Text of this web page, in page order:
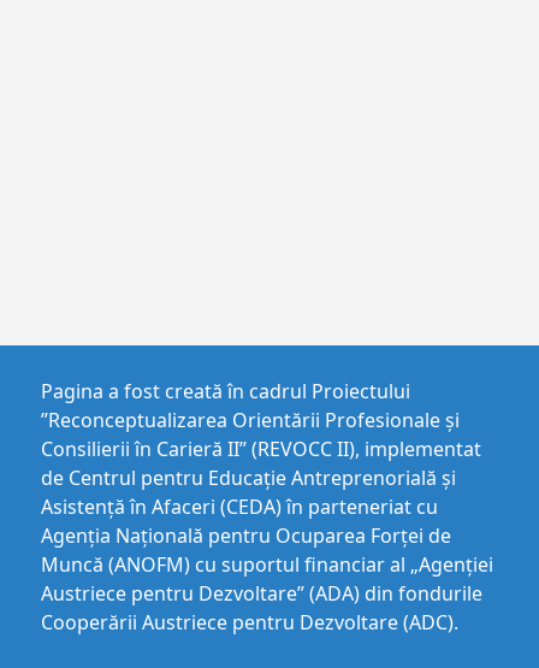
Pagina a fost creată în cadrul Proiectului
”Reconceptualizarea Orientării Profesionale și
Consilierii în Carieră II” (REVOCC II), implementat
de Centrul pentru Educaţie Antreprenorială şi
Asistenţă în Afaceri (CEDA) în parteneriat cu
Agenția Națională pentru Ocuparea Forței de
Muncă (ANOFM) cu suportul financiar al „Agenției
Austriece pentru Dezvoltare” (ADA) din fondurile
Cooperării Austriece pentru Dezvoltare (ADC).